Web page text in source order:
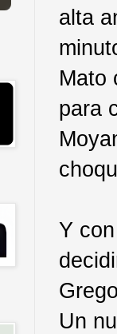
alta
Mato
para
Y
Un